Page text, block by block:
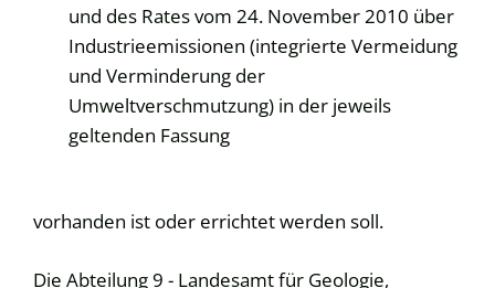
und des Rates vom 24. November 2010 über
Industrieemissionen (integrierte Vermeidung
und Verminderung der
Umweltverschmutzung) in der jeweils
geltenden Fassung
vorhanden ist oder errichtet werden soll.
Die Abteilung 9 - Landesamt für Geologie,